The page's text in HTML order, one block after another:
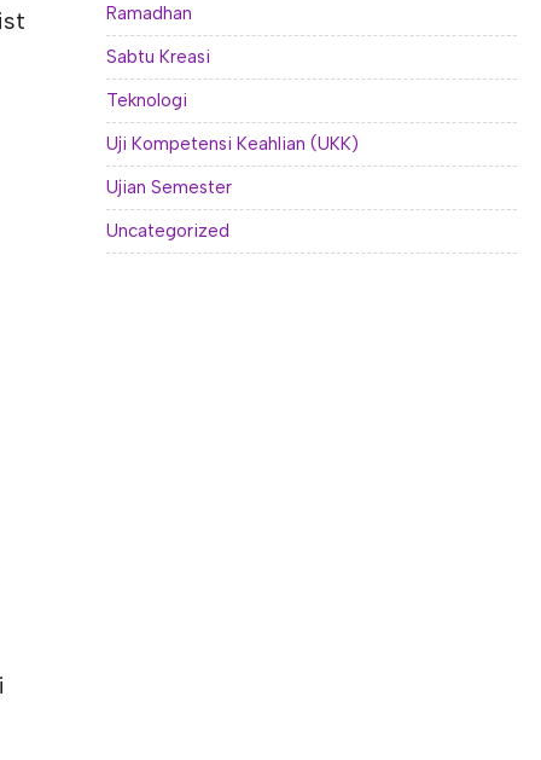
Ramadhan
Sabtu Kreasi
Teknologi
Uji Kompetensi Keahlian (UKK)
Ujian Semester
Uncategorized